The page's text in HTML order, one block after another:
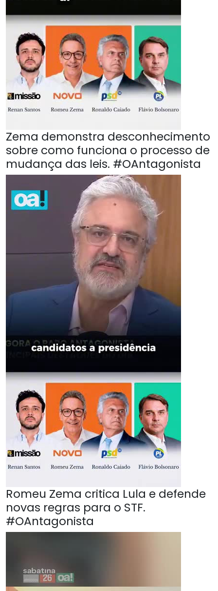
Zema demonstra desconhecimento
sobre como funciona o processo de
mudança das leis. #OAntagonista
Romeu Zema critica Lula e defende
novas regras para o STF.
#OAntagonista